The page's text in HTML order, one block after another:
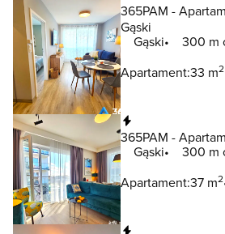
365PAM -
Gąski
Gąski
300 m
Apartament:33 m2
365PAM -
Gąski
300 m
Apartament:37 m2